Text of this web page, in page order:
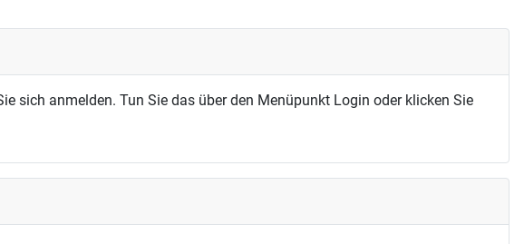
sich anmelden. Tun Sie das über den Menüpunkt Login oder klicken Sie